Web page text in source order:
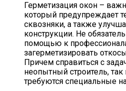
Герметизация окон –
который предупреждает
сквозняки, а также
конструкции. Не
помощью к
загерметизировать
Причем справиться с
неопытный строитель, так
требуются специальные